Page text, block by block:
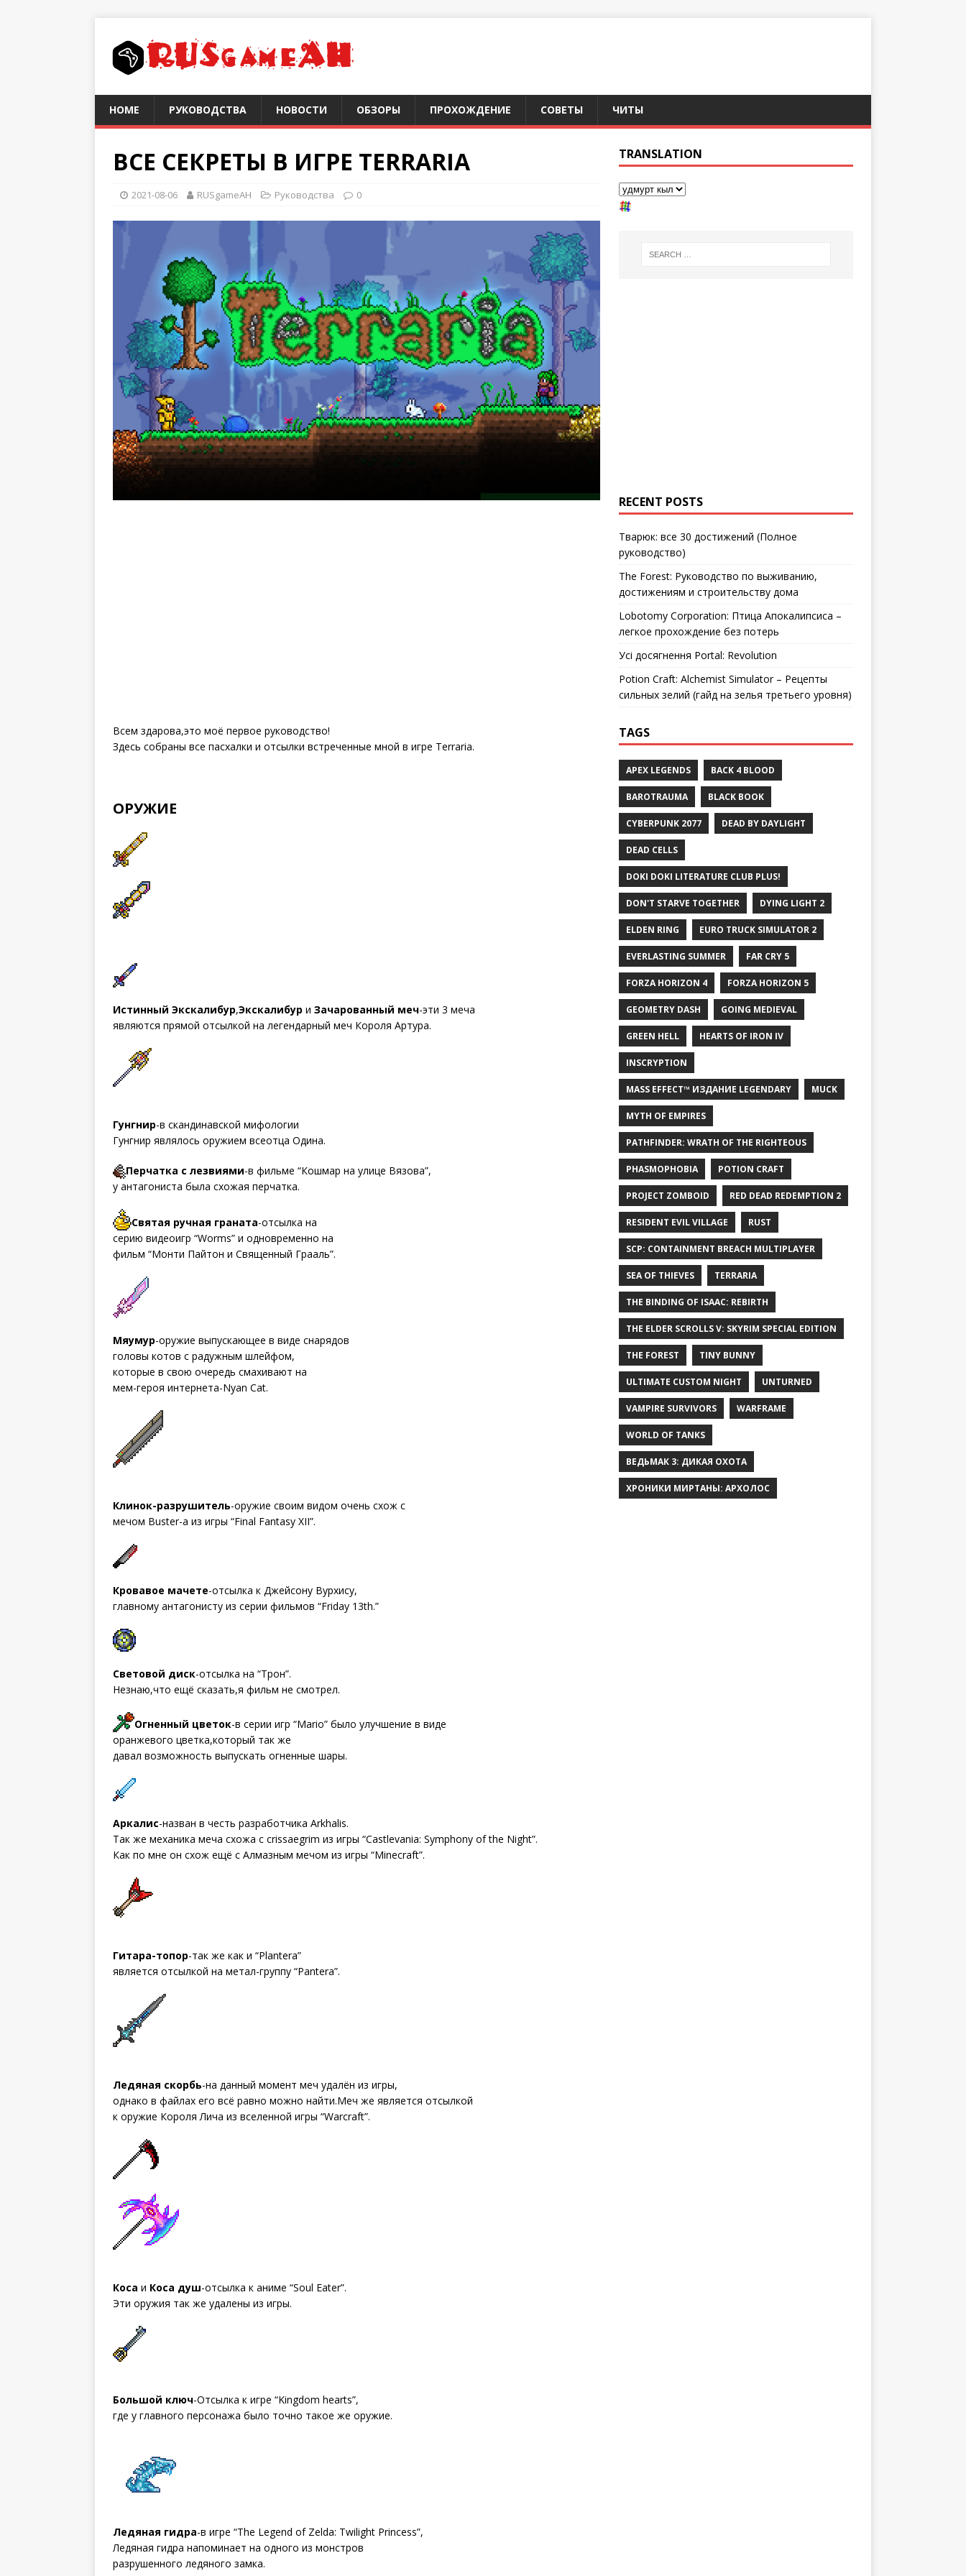
HOME РУКОВОДСТВА НОВОСТИ ОБЗОРЫ ПРОХОЖДЕНИЕ СОВЕТЫ ЧИТЫ
ВСЕ СЕКРЕТЫ В ИГРЕ TERRARIA
2021-08-06 RUSgameAH Руководства 0
Всем здарова,это моё первое руководство!
Здесь собраны все пасхалки и отсылки встреченные мной в игре Terraria.
ОРУЖИЕ
Истинный Экскалибур,Экскалибур и Зачарованный меч-эти 3 меча
являются прямой отсылкой на легендарный меч Короля Артура.
Гунгнир-в скандинавской мифологии
Гунгнир являлось оружием всеотца Одина.
Перчатка с лезвиями-в фильме “Кошмар на улице Вязова”,
у антагониста была схожая перчатка.
Святая ручная граната-отсылка на
серию видеоигр “Worms” и одновременно на
фильм “Монти Пайтон и Священный Грааль”.
Мяумур-оружие выпускающее в виде снарядов
головы котов с радужным шлейфом,
которые в свою очередь смахивают на
мем-героя интернета-Nyan Cat.
Клинок-разрушитель-оружие своим видом очень схож с
мечом Buster-а из игры “Final Fantasy XII”.
Кровавое мачете-отсылка к Джейсону Вурхису,
главному антагонисту из серии фильмов “Friday 13th.”
Световой диск-отсылка на “Трон”.
Незнаю,что ещё сказать,я фильм не смотрел.
Огненный цветок-в серии игр “Mario” было улучшение в виде
оранжевого цветка,который так же
давал возможность выпускать огненные шары.
Аркалис-назван в честь разработчика Arkhalis.
Так же механика меча схожа с crissaegrim из игры “Castlevania: Symphony of the Night”.
Как по мне он схож ещё с Алмазным мечом из игры “Minecraft”.
Гитара-топор-так же как и “Plantera”
является отсылкой на метал-группу “Pantera”.
Ледяная скорбь-на данный момент меч удалён из игры,
однако в файлах его всё равно можно найти.Меч же является отсылкой
к оружие Короля Лича из вселенной игры “Warcraft”.
Коса и Коса душ-отсылка к аниме “Soul Eater”.
Эти оружия так же удалены из игры.
Большой ключ-Отсылка к игре “Kingdom hearts”,
где у главного персонажа было точно такое же оружие.
Ледяная гидра-в игре “The Legend of Zelda: Twilight Princess”,
Ледяная гидра напоминает на одного из монстров
разрушенного ледяного замка.
TRANSLATION
RECENT POSTS
Тварюк: все 30 достижений (Полное
руководство)
The Forest: Руководство по выживанию,
достижениям и строительству дома
Lobotomy Corporation: Птица Апокалипсиса –
легкое прохождение без потерь
Усі досягнення Portal: Revolution
Potion Craft: Alchemist Simulator – Рецепты
сильных зелий (гайд на зелья третьего уровня)
TAGS
APEX LEGENDS BACK 4 BLOOD
BAROTRAUMA BLACK BOOK
CYBERPUNK 2077 DEAD BY DAYLIGHT
DEAD CELLS
DOKI DOKI LITERATURE CLUB PLUS!
DON'T STARVE TOGETHER DYING LIGHT 2
ELDEN RING EURO TRUCK SIMULATOR 2
EVERLASTING SUMMER FAR CRY 5
FORZA HORIZON 4 FORZA HORIZON 5
GEOMETRY DASH GOING MEDIEVAL
GREEN HELL HEARTS OF IRON IV
INSCRYPTION
MASS EFFECT™ ИЗДАНИЕ LEGENDARY MUCK
MYTH OF EMPIRES
PATHFINDER: WRATH OF THE RIGHTEOUS
PHASMOPHOBIA POTION CRAFT
PROJECT ZOMBOID RED DEAD REDEMPTION 2
RESIDENT EVIL VILLAGE RUST
SCP: CONTAINMENT BREACH MULTIPLAYER
SEA OF THIEVES TERRARIA
THE BINDING OF ISAAC: REBIRTH
THE ELDER SCROLLS V: SKYRIM SPECIAL EDITION
THE FOREST TINY BUNNY
ULTIMATE CUSTOM NIGHT UNTURNED
VAMPIRE SURVIVORS WARFRAME
WORLD OF TANKS
ВЕДЬМАК 3: ДИКАЯ ОХОТА
ХРОНИКИ МИРТАНЫ: АРХОЛОС